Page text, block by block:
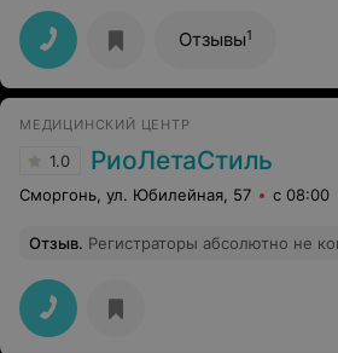
правилам.
Отзывы1
МЕДИЦИНСКИЙ ЦЕНТР
1.0 РиоЛетаСтиль
Сморгонь, ул. Юбилейная, 57 с 08:00
Отзыв. Регистраторы абсолютно не